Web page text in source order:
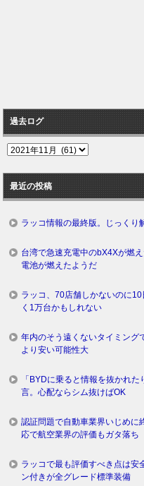
過去ログ
過
ロ
グ
最近の投稿
ラッコ情報の最終版。じっくり
台湾で急速充電中のbX4Xが燃
電池が燃えたようだ
ラッコ、70店舗しかないのに
く1万台かもしれない
年内のそう遠くないタイミング
より安い可能性大
「BYDに乗ると情報を抜かれ
言。心配ならシム抜けばOK
認証問題で自動車業界いじめに
応で航空業界の評価もガタ落ち
ラッコで最も評価すべき点は安
ン付きが全グレード標準装備